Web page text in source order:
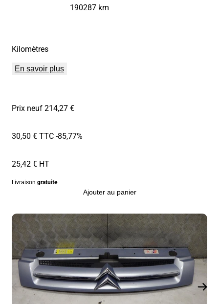
Kilomètres
190287 km
En savoir plus
Prix neuf 214,27 €
30,50 € TTC-85,77%
25,42 € HT
Livraison gratuite
Ajouter au panier